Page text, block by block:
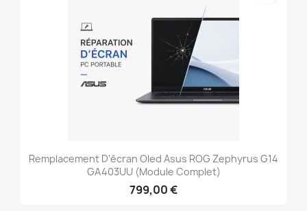
Remplacement D'écran Oled Asus ROG Zephyrus G14
GA403UU (module Complet)
799,00 €